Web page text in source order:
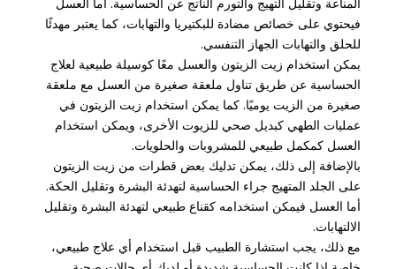
المناعة وتقليل التهيج والتورم الناتج عن الحساسية. أما العسل
فيحتوي على خصائص مضادة للبكتيريا والتهابات، كما يعتبر مهدئًا
للحلق والتهابات الجهاز التنفسي.
يمكن استخدام زيت الزيتون والعسل معًا كوسيلة طبيعية لعلاج
الحساسية عن طريق تناول ملعقة صغيرة من العسل مع ملعقة
صغيرة من الزيت يوميًا. كما يمكن استخدام زيت الزيتون في
عمليات الطهي كبديل صحي للزيوت الأخرى، ويمكن استخدام
العسل كمكمل طبيعي للمشروبات والحلويات.
بالإضافة إلى ذلك، يمكن تدليك بعض قطرات من زيت الزيتون
على الجلد المتهيج جراء الحساسية لتهدئة البشرة وتقليل الحكة.
أما العسل فيمكن استخدامه كقناع طبيعي لتهدئة البشرة وتقليل
الالتهابات.
مع ذلك، يجب استشارة الطبيب قبل استخدام أي علاج طبيعي،